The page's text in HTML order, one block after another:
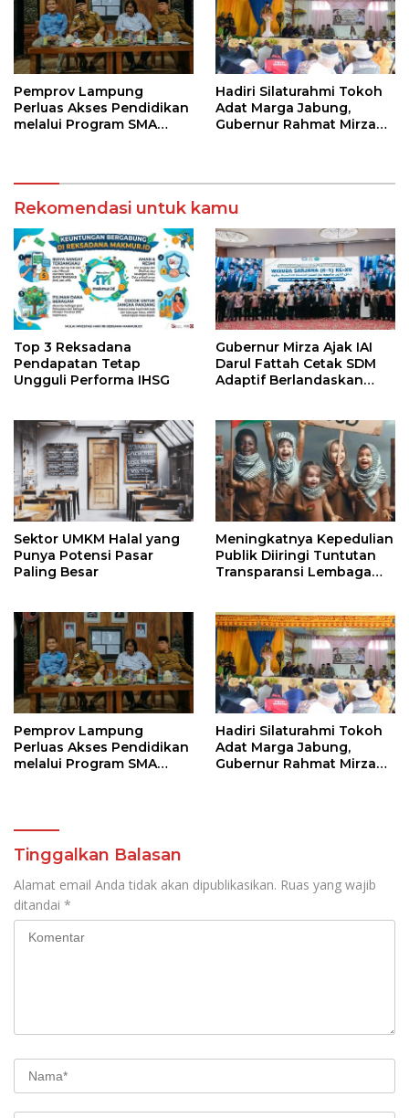
Pemprov Lampung
Perluas Akses Pendidikan
melalui Program SMA
Hadiri Silaturahmi Tokoh
Adat Marga Jabung,
Gubernur Rahmat Mirzani
SDM
Rekomendasi untuk kamu
Top 3 Reksadana
Pendapatan Tetap
Ungguli Performa IHSG
Gubernur Mirza Ajak IAI
Darul Fattah Cetak SDM
Adaptif Berlandaskan
Sektor UMKM Halal yang
Punya Potensi Pasar
Paling Besar
Meningkatnya Kepedulian
Publik Diiringi Tuntutan
Transparansi Lembaga
Pemprov Lampung
Perluas Akses Pendidikan
melalui Program SMA
Hadiri Silaturahmi Tokoh
Adat Marga Jabung,
Gubernur Rahmat Mirzani
Tinggalkan Balasan
Alamat email Anda tidak akan dipublikasikan. Ruas yang wajib
ditandai *